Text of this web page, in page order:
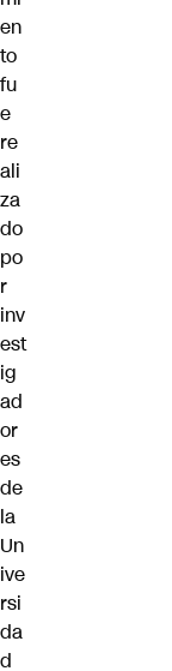
en
to
fu
e
re
ali
za
do
po
r
inv
est
ig
ad
or
es
de
la
Un
ive
rsi
da
d